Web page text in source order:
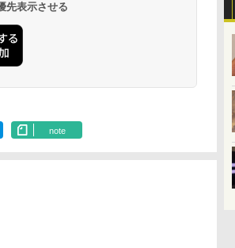
先表示させる
note